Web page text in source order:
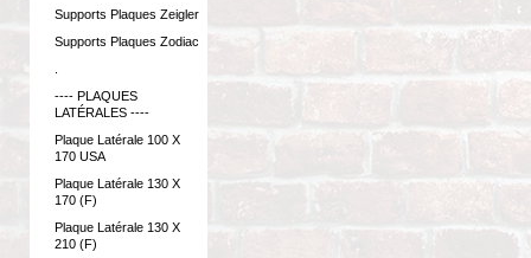
Supports Plaques Zeigler
Supports Plaques Zodiac
---- PLAQUES
LATÉRALES ----
Plaque Latérale 100 X
170 USA
Plaque Latérale 130 X
170 (F)
Plaque Latérale 130 X
210 (F)